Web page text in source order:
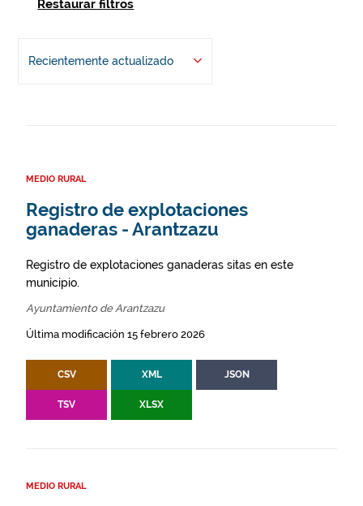
Restaurar filtros
Recientemente actualizado
MEDIO RURAL
Registro de explotaciones
ganaderas - Arantzazu
Registro de explotaciones ganaderas sitas en este
municipio.
Ayuntamiento de Arantzazu
Última modificación 15 febrero 2026
CSV XML JSON
TSV XLSX
MEDIO RURAL